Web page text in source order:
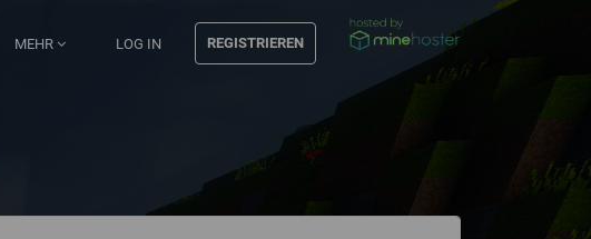
MEHR LOG IN REGISTRIEREN